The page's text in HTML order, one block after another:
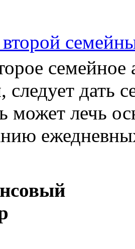
семейное
дать
может лечь